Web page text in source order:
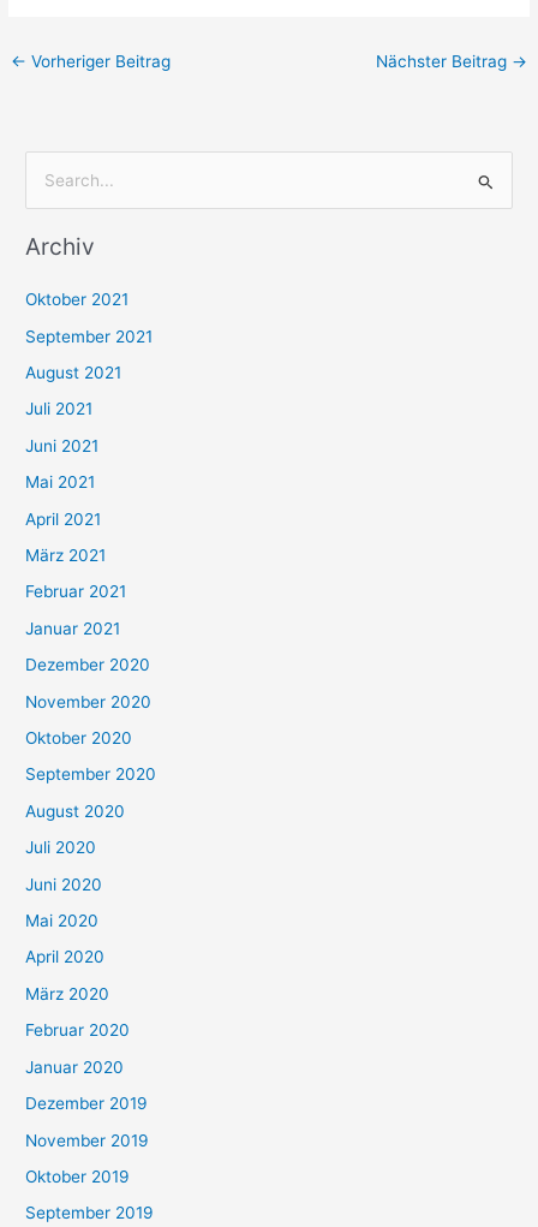
← Vorheriger Beitrag Nächster Beitrag →
c
n
n
a
c
h
:
Archiv
Oktober 2021
September 2021
August 2021
Juli 2021
Juni 2021
Mai 2021
April 2021
März 2021
Februar 2021
Januar 2021
Dezember 2020
November 2020
Oktober 2020
September 2020
August 2020
Juli 2020
Juni 2020
Mai 2020
April 2020
März 2020
Februar 2020
Januar 2020
Dezember 2019
November 2019
Oktober 2019
September 2019